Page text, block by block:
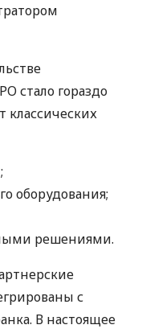
стало гораздо
классических
оборудования;
решениями.
с
В настоящее